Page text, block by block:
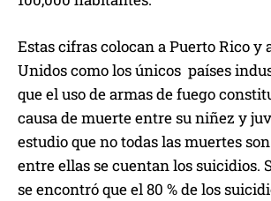
Estas cifras colocan a Puerto Rico y
Unidos como los únicos países
que el uso de armas de fuego
causa de muerte entre su niñez y
estudio que no todas las muertes
entre ellas se cuentan los suicidios.
se encontró que el 80 % de los